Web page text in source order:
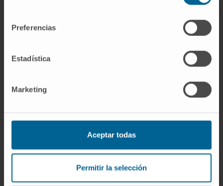
Preferencias
Estadística
Marketing
Aceptar todas
Permitir la selección
incluye a todos los profesionales de la salud.
América Latina, ambas expresiones suelen
¿Cuántos niveles de atención
secundaria (o especializada) y terciaria.
Algunos países reconocen un cuarto nivel
para centros de referencia
superespecializados o de investigación